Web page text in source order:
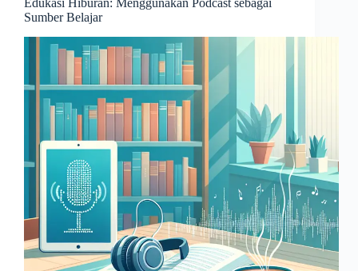
Edukasi Hiburan: Menggunakan Podcast sebagai
Sumber Belajar